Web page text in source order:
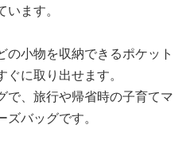
ます。
小物を収納できるポケット
に取り出せます。
で、旅行や帰省時の子育てマ
バッグです。